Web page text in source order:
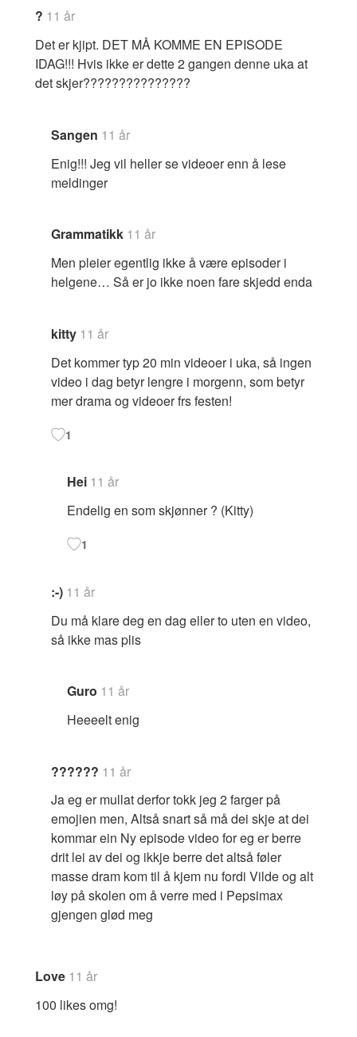
? 11 år
Det er kjipt. DET MÅ KOMME EN EPISODE
IDAG!!! Hvis ikke er dette 2 gangen denne uka at
det skjer???????????????
Sangen 11 år
Enig!!! Jeg vil heller se videoer enn å lese
meldinger
Grammatikk 11 år
Men pleier egentlig ikke å være episoder i
helgene… Så er jo ikke noen fare skjedd enda
kitty 11 år
Det kommer typ 20 min videoer i uka, så ingen
video i dag betyr lengre i morgenn, som betyr
mer drama og videoer frs festen!
1
Hei 11 år
Endelig en som skjønner ? (Kitty)
1
:-) 11 år
Du må klare deg en dag eller to uten en video,
så ikke mas plis
Guro 11 år
Heeeelt enig
?????? 11 år
Ja eg er mullat derfor tokk jeg 2 farger på
emojien men, Altså snart så må dei skje at dei
kommar ein Ny episode video for eg er berre
drit lei av dei og ikkje berre det altså føler
masse dram kom til å kjem nu fordi Vilde og alt
løy på skolen om å verre med i Pepsimax
gjengen glød meg
Love 11 år
100 likes omg!